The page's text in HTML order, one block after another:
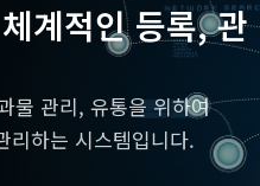
계적인 등록, 관
물 관리, 유통을 위하여
리하는 시스템입니다.